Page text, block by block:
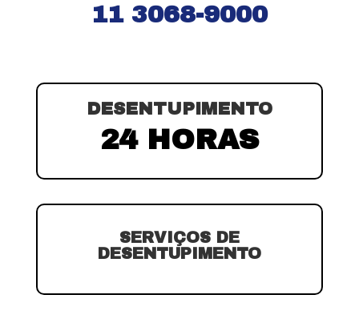
11 3068-9000
DESENTUPIMENTO
24 HORAS
SERVIÇOS DE
DESENTUPIMENTO